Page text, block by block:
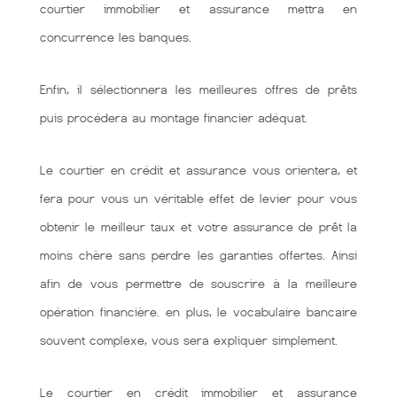
courtier immobilier et assurance mettra en
concurrence les banques.
Enfin, il sélectionnera les meilleures offres de prêts
puis procédera au montage financier adéquat.
Le courtier en crédit et assurance vous orientera, et
fera pour vous un véritable effet de levier pour vous
obtenir le meilleur taux et votre assurance de prêt la
moins chère sans perdre les garanties offertes. Ainsi
afin de vous permettre de souscrire à la meilleure
opération financière. en plus, le vocabulaire bancaire
souvent complexe, vous sera expliquer simplement.
Le courtier en crédit immobilier et assurance